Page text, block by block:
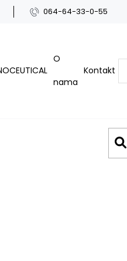
064-64-33-0-55
O
nama
Kontakt